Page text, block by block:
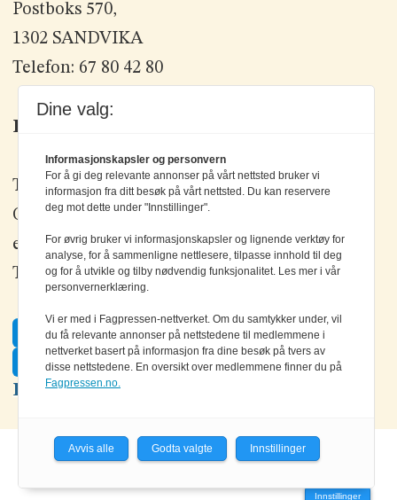
Postboks 570,
1302 SANDVIKA
Telefon: 67 80 42 80
Kontakt oss
Tlf: +47 67 80 42 80
Olav Brunborgs vei 6, 1396 Billingstad
epost: elektronikk@elektronikkforlaget.no
Tips oss:tips@elektronikkforlaget.no
Facebook
Twitter
LinkedIn
Innstillinger
Dine valg:
Informasjonskapsler og personvern
For å gi deg relevante annonser på vårt nettsted bruker vi
informasjon fra ditt besøk på vårt nettsted. Du kan reservere
deg mot dette under "Innstillinger".
For øvrig bruker vi informasjonskapsler og lignende verktøy for
analyse, for å sammenligne nettlesere, tilpasse innhold til deg
og for å utvikle og tilby nødvendig funksjonalitet. Les mer i vår
personvernerklæring.
Vi er med i Fagpressen-nettverket. Om du samtykker under, vil
du få relevante annonser på nettstedene til medlemmene i
nettverket basert på informasjon fra dine besøk på tvers av
disse nettstedene. En oversikt over medlemmene finner du på
Fagpressen.no.
Avvis alle Godta valgte Innstillinger